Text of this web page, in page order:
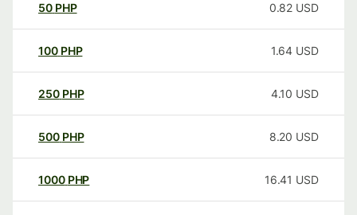
50 PHP 0.82 USD
100 PHP 1.64 USD
250 PHP 4.10 USD
500 PHP 8.20 USD
1000 PHP 16.41 USD